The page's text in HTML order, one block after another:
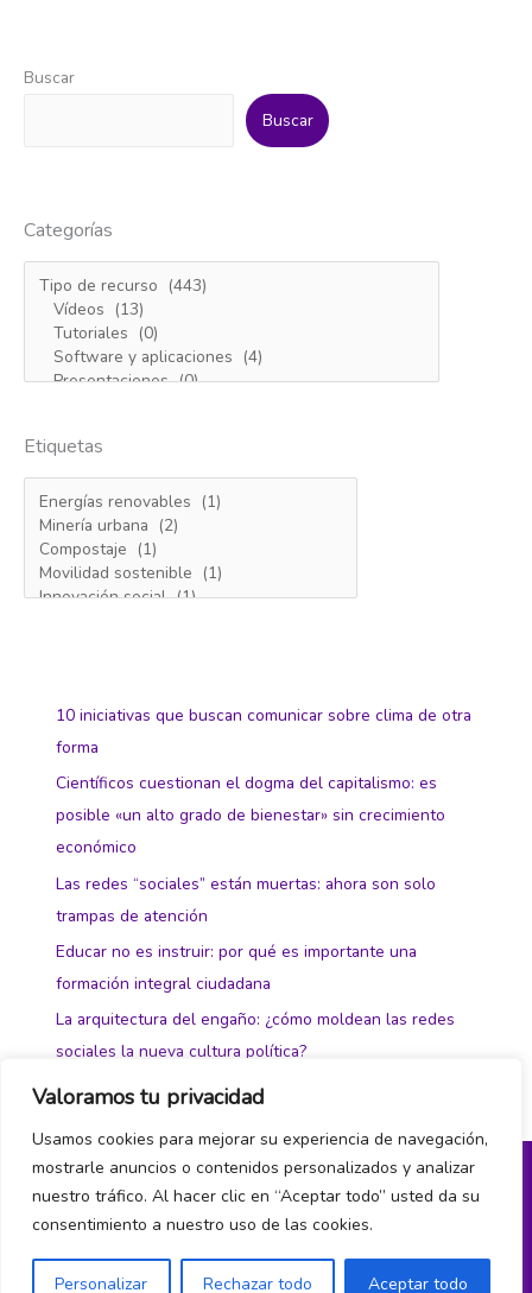
Valoramos tu privacidad
Usamos cookies para mejorar su experiencia de navegación,
mostrarle anuncios o contenidos personalizados y analizar
nuestro tráfico. Al hacer clic en “Aceptar todo” usted da su
consentimiento a nuestro uso de las cookies.
Personalizar Rechazar todo Aceptar todo
cambio
Buscar
Buscar
Categorías
Etiquetas
10 iniciativas que buscan comunicar sobre clima de otra
forma
Científicos cuestionan el dogma del capitalismo: es
posible «un alto grado de bienestar» sin crecimiento
económico
Las redes “sociales” están muertas: ahora son solo
trampas de atención
Educar no es instruir: por qué es importante una
formación integral ciudadana
La arquitectura del engaño: ¿cómo moldean las redes
sociales la nueva cultura política?
Política de privacidad y cookies
¿Hablamos?